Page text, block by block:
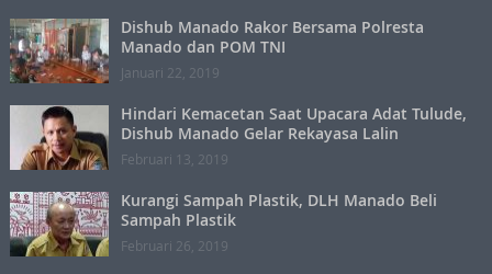
Dishub Manado Rakor Bersama Polresta
Manado dan POM TNI
Januari 22, 2019
Hindari Kemacetan Saat Upacara Adat Tulude,
Dishub Manado Gelar Rekayasa Lalin
Februari 13, 2019
Kurangi Sampah Plastik, DLH Manado Beli
Sampah Plastik
Februari 26, 2019